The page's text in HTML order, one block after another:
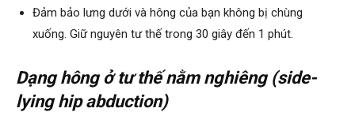
Đảm bảo lưng dưới và hông của bạn không bị chùng
xuống. Giữ nguyên tư thế trong 30 giây đến 1 phút.
Dạng hông ở tư thế nằm nghiêng (side-
lying hip abduction)